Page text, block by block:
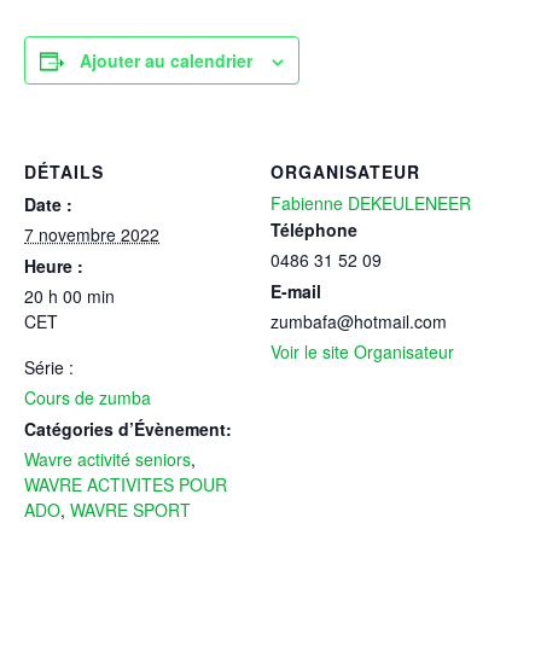
Ajouter au calendrier
DÉTAILS
Date :
7 novembre 2022
Heure :
20 h 00 min
CET
Série :
Cours de zumba
Catégories d’Évènement:
Wavre activité seniors,
WAVRE ACTIVITES POUR
ADO, WAVRE SPORT
ORGANISATEUR
Fabienne DEKEULENEER
Téléphone
0486 31 52 09
E-mail
zumbafa@hotmail.com
Voir le site Organisateur